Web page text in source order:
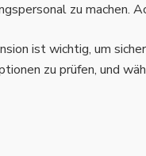
zu machen.
ist wichtig, um
zu prüfen, und